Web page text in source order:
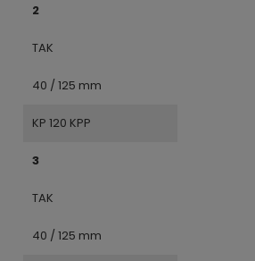
2
TAK
40 / 125 mm
KP 120 KPP
3
TAK
40 / 125 mm